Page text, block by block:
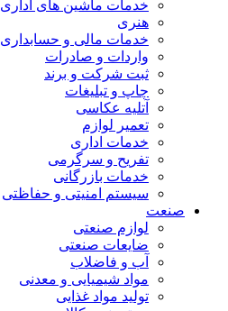
خدمات ماشین های اداری
هنری
خدمات مالی و حسابداری
واردات و صادرات
ثبت شرکت و برند
چاپ و تبلیغات
آتلیه عکاسی
تعمیر لوازم
خدمات اداری
تفریح و سرگرمی
خدمات بازرگانی
سیستم امنیتی و حفاظتی
صنعت
لوازم صنعتی
ضایعات صنعتی
آب و فاضلاب
مواد شیمیایی و معدنی
تولید مواد غذایی